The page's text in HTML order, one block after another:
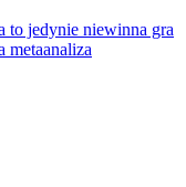
to jedynie niewinna gra
metaanaliza